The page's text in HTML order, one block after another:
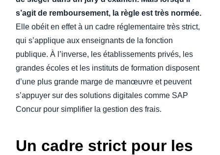
s’agit de remboursement, la règle est très normée.
Elle obéit en effet à un cadre réglementaire très strict,
qui s’applique aux enseignants de la fonction
publique. À l’inverse, les établissements privés, les
grandes écoles et les instituts de formation disposent
d’une plus grande marge de manœuvre et peuvent
s’appuyer sur des solutions digitales comme SAP
Concur pour simplifier la gestion des frais.
Un cadre strict pour les